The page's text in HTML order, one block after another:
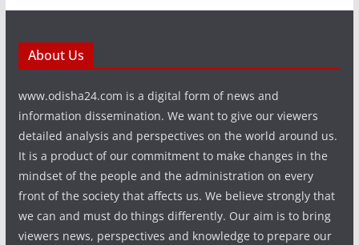
About Us
www.odisha24.com is a digital form of news and
information dissemination. We want to give our viewers
detailed analysis and perspectives on the world around us.
It is a product of our commitment to make changes in the
mindset of the people and the administration on every
front of the society that affects us. We believe strongly that
we can and must do things differently. Our aim is to bring
viewers news, perspectives and knowledge to prepare our